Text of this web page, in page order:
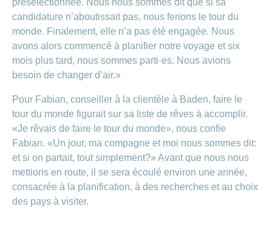
présélectionnée. Nous nous sommes dit que si sa
candidature n’aboutissait pas, nous ferions le tour du
monde. Finalement, elle n’a pas été engagée. Nous
avons alors commencé à planifier notre voyage et six
mois plus tard, nous sommes parti·es. Nous avions
besoin de changer d’air.»
Pour Fabian, conseiller à la clientèle à Baden, faire le
tour du monde figurait sur sa liste de rêves à accomplir.
«Je rêvais de faire le tour du monde», nous confie
Fabian. «Un jour, ma compagne et moi nous sommes dit:
et si on partait, tout simplement?» Avant que nous nous
mettions en route, il se sera écoulé environ une année,
consacrée à la planification, à des recherches et au choix
des pays à visiter.